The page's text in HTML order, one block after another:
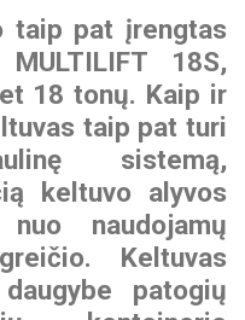
taip pat įrengtas
MULTILIFT 18S,
18 tonų. Kaip ir
taip pat turi
sistemą,
keltuvo alyvos
naudojamų
Keltuvas
patogių